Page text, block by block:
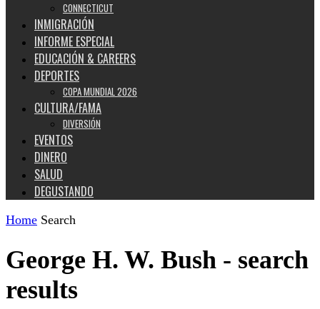
CONNECTICUT
INMIGRACIÓN
INFORME ESPECIAL
EDUCACIÓN & CAREERS
DEPORTES
COPA MUNDIAL 2026
CULTURA/FAMA
DIVERSIÓN
EVENTOS
DINERO
SALUD
DEGUSTANDO
Home Search
George H. W. Bush - search
results